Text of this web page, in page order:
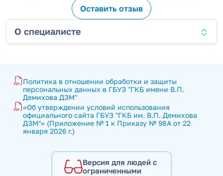
Оставить отзыв
О специалисте
Политика в отношении обработки и защиты
персональных данных в ГБУЗ "ГКБ имени В.П.
Демихова ДЗМ"
«Об утверждении условий использования
официального сайта ГБУЗ "ГКБ им. В.П. Демихова
ДЗМ"» (Приложение № 1 к Приказу № 98А от 22
января 2026 г.)
Версия для людей с
ограниченными